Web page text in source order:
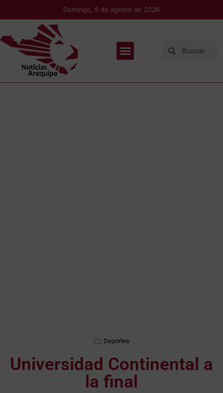
Domingo, 9 de agosto de 2026
Deportes
Universidad Continental a
la final